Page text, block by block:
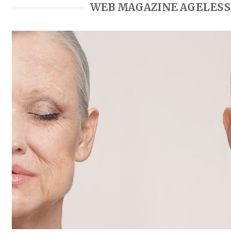
WEB MAGAZINE AGELESS